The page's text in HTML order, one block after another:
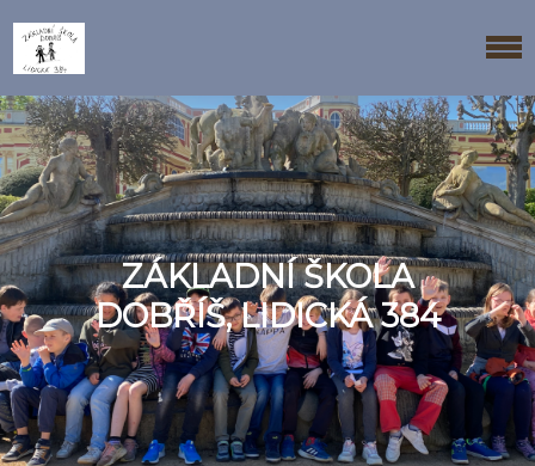
ZÁKLADNÍ ŠKOLA
DOBŘÍŠ, LIDICKÁ 384